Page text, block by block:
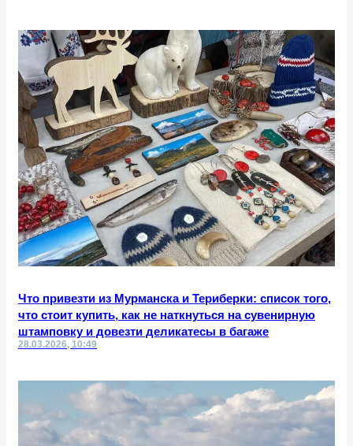
Что привезти из Мурманска и Териберки: список того,
что стоит купить, как не наткнуться на сувенирную
штамповку и довезти деликатесы в багаже
28.03.2026, 10:49